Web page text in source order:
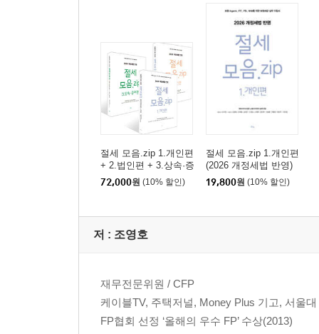
07 장애인 자녀를 위한 평생 비과세 플래닝
09 배우자공제만 잘해도 상속세 절세
10 상속세 납부에도 전략이 필요하다
11 가족에게 직접 증여 대신 가족법인에 증여
12 신탁을 활용한 상속
13 현명한 상속에는 보험이 필요하다
part 7 신탁이 뜬다
01 물려주고 싶지만 물려주고 싶지 않은 당신에게
03 신탁이란?
04 신탁의 종류
부록1 알쏭달쏭, 흔히 받는 증여 질문
부록2 상속·증여 관련 실무 및 서식
절세 모음.zip 1.개인편
+ 2.법인편 + 3.상속·증
여편
72,000원 (10% 할인)
절세 모음.zip 1.개인편
(2026 개정세법 반영)
19,800원 (10% 할인)
저 : 조영호
재무전문위원 / CFP
케이블TV, 주택저널, Money Plus 기고, 서울
FP협회 선정 ‘올해의 우수 FP’ 수상(2013)